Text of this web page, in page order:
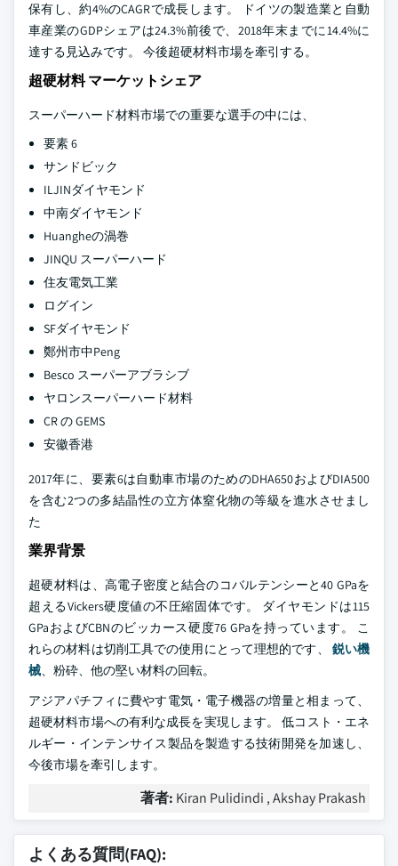
保有し、約4%のCAGRで成長します。 ドイツの製造業と自動
車産業のGDPシェアは24.3%前後で、2018年末までに14.4%に
達する見込みです。 今後超硬材料市場を牽引する。
超硬材料 マーケットシェア
スーパーハード材料市場での重要な選手の中には、
要素 6
サンドビック
ILJINダイヤモンド
中南ダイヤモンド
Huangheの渦巻
JINQU スーパーハード
住友電気工業
ログイン
SFダイヤモンド
鄭州市中Peng
Besco スーパーアブラシブ
ヤロンスーパーハード材料
CR の GEMS
安徽香港
2017年に、要素6は自動車市場のためのDHA650およびDIA500
を含む2つの多結晶性の立方体窒化物の等級を進水させまし
た
業界背景
超硬材料は、高電子密度と結合のコバルテンシーと40 GPaを
超えるVickers硬度値の不圧縮固体です。 ダイヤモンドは115
GPaおよびCBNのビッカース硬度76 GPaを持っています。 こ
れらの材料は切削工具での使用にとって理想的です、 鋭い機
械、粉砕、他の堅い材料の回転。
アジアパチフィに費やす電気・電子機器の増量と相まって、
超硬材料市場への有利な成長を実現します。 低コスト・エネ
ルギー・インテンサイス製品を製造する技術開発を加速し、
今後市場を牽引します。
著者: Kiran Pulidindi , Akshay Prakash
よくある質問(FAQ):